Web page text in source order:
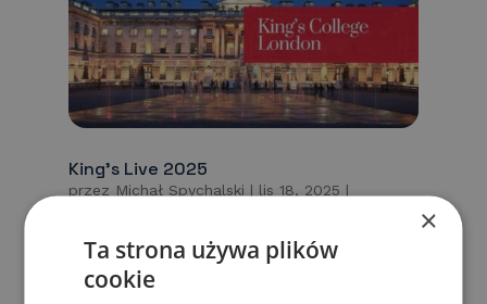
King’s Live 2025
przez Michał Spychalski | lis 18, 2025 |
To już tradycja. Listopad 2025 to
obowiązkowy udział w warsztatach
×
Ta strona używa plików
cookie